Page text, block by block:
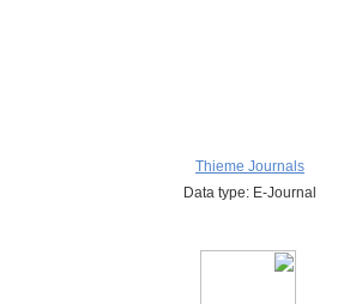
Thieme Journals
Data type: E-Journal